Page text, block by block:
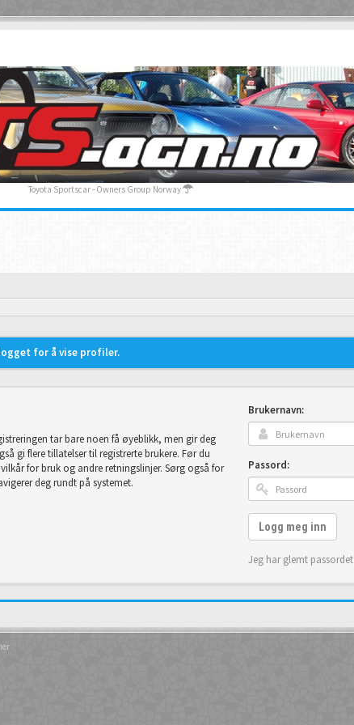
Toyota Sportscar - Owners Group Norway
for å vise profiler.
tar bare noen få øyeblikk, men gir deg
gi flere tillatelser til registrerte brukere. Før du
for bruk og andre retningslinjer. Sørg også for
deg rundt på systemet.
Brukernavn:
Passord:
Logg meg inn
Jeg har glemt passordet